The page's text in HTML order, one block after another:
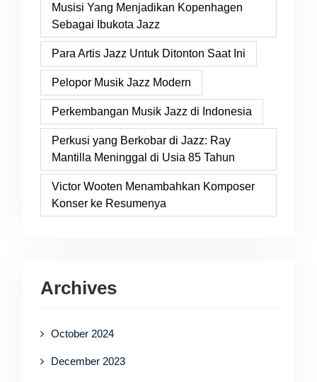
Musisi Yang Menjadikan Kopenhagen
Sebagai Ibukota Jazz
Para Artis Jazz Untuk Ditonton Saat Ini
Pelopor Musik Jazz Modern
Perkembangan Musik Jazz di Indonesia
Perkusi yang Berkobar di Jazz: Ray
Mantilla Meninggal di Usia 85 Tahun
Victor Wooten Menambahkan Komposer
Konser ke Resumenya
Archives
October 2024
December 2023